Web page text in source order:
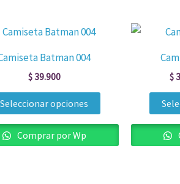
Batman 004
$39.900
Seleccionar opciones
Las
Comprar por Wp
$